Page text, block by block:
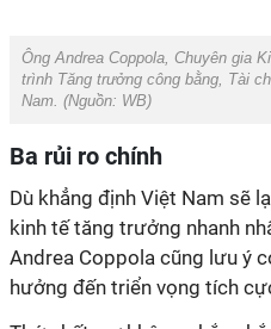
Ông Andrea Coppola, Chuyên gia
trình Tăng trưởng công bằng, Tài
Nam. (Nguồn: WB)
Ba rủi ro chính
Dù khẳng định Việt Nam sẽ
kinh tế tăng trưởng nhanh
Andrea Coppola cũng lưu ý
hưởng đến triển vọng tích